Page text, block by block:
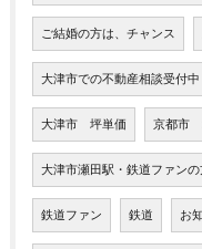
ご結婚の方は、チャンス
大津市での不動産相談受付中
大津市 坪単価 京都市
大津市瀬田駅・鉄道ファン
鉄道ファン 鉄道 お